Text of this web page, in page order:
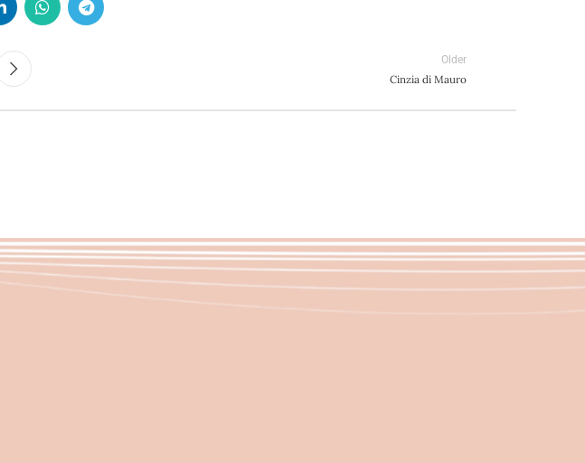
Older
Cinzia di Mauro